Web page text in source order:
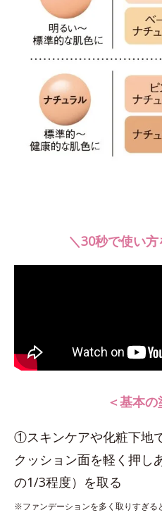
＼30秒で使い
＜基本の
①スキンケアや化粧下地
クッション面を軽く押し
の1/3程度）を取る
※ファンデーションを多く取りすぎる